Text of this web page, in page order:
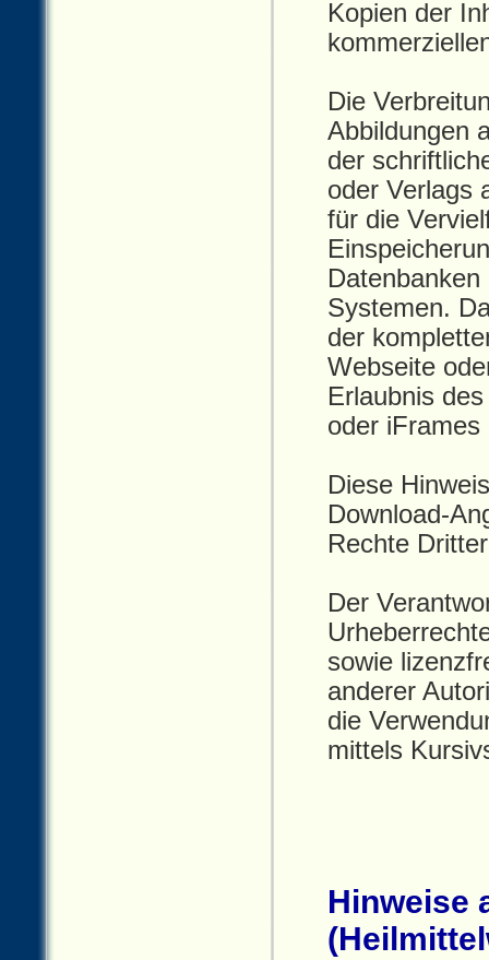
Kopien der
Die
Abbildungen
der
oder Verlags
für die
Systemen.
der
Webseite
Erlaubnis
oder
Diese
Download-
Rechte
Der
sowie
anderer
die
mittels
Hinweise